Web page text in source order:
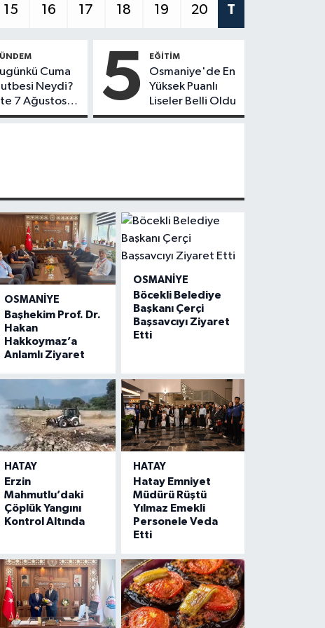
15 16 17 18 19 20 T
Cuma
Neydi?
7 Ağustos
5 EĞITIM
Osmaniye'de En
Yüksek Puanlı
Liseler Belli Oldu
OSMANIYE
Başhekim Prof. Dr.
Hakan
Hakkoymaz’a
Anlamlı Ziyaret
OSMANIYE
Böcekli Belediye
Başkanı Çerçi
Başsavcıyı Ziyaret
Etti
HATAY
Erzin
Mahmutlu’daki
Çöplük Yangını
Kontrol Altında
HATAY
Hatay Emniyet
Müdürü Rüştü
Yılmaz Emekli
Personele Veda
Etti